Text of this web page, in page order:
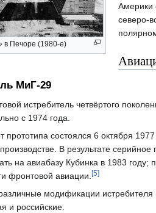
в Печоре (1980-е)
Америки
северо-
МиГ-29
истребитель четвёртого
с 1974 года.
прототипа состоялся 6 октября
В результате
на авиабазу Кубинка в 1983
фронтовой авиации.[5]
модификации
и российские.